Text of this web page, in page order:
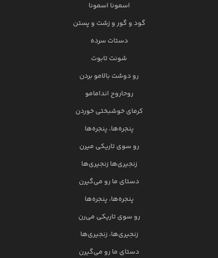
اسمونا اسمونا
گود و گور و زشت و پستن
دستات سرده
شونت تابوت
رو دوشت بالامو بردن
روحاروح اندامامو
کرمای خوشبختی خوردن
پنجره‌ها، پنجره‌ها
رو سوی تاریکی میرن
زنجیری‌ها زنجیری‌ها
دستای ما رو می‌گیرن
پنجره‌ها، پنجره‌ها
رو سوی تاریکی می‌رن
زنجیری‌ها، زنجیری‌ها
دستای ما رو می‌گیرن